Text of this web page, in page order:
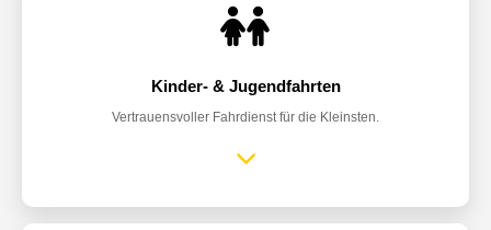
Kinder- & Jugendfahrten
Vertrauensvoller Fahrdienst für die Kleinsten.